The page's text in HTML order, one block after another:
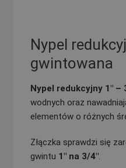
Nypel
gwintowana
Nypel redukcyjny 1″ –
wodnych oraz
elementów o różnych
Złączka sprawdzi się
gwintu 1″ na 3/4″.